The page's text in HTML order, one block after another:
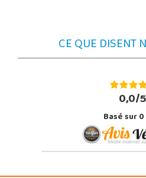
CE QUE DISENT
0,0/5
Basé sur0